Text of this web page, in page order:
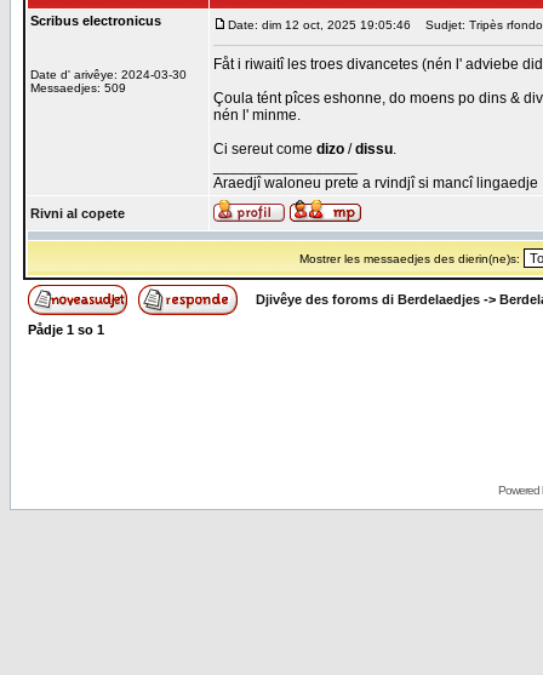
Scribus electronicus
Date d' arivêye: 2024-03-30
Messaedjes: 509
Date: dim 12 oct, 2025 19:05:46 Sudjet: Tripès
Fåt i riwaitî les troes divancetes (nén l' adviebe
Çoula tént pîces eshonne, do moens po dins &
nén l' minme.
Ci sereut come dizo /dissu.
Araedjî waloneu prete a rvindjî si mancî lingaedje
Rivni al copete
Mostrer les messaedjes des dierin(ne)s:
Djivêye des foroms di Berdelaedjes ->
Pådje 1 so 1
Powered